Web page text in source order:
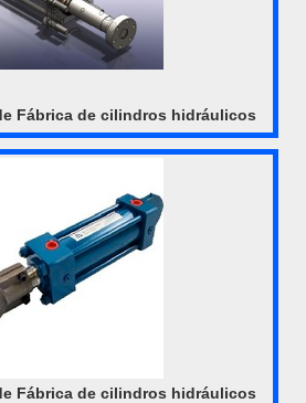
Fábrica de cilindros hidráulicos
Fábrica de cilindros hidráulicos